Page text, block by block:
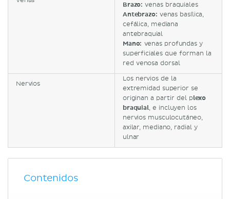
Brazo: venas braquiales
Antebrazo: venas basílica,
cefálica, mediana
antebraquial
Mano: venas profundas y
superficiales que forman la
red venosa dorsal
Nervios
Los nervios de la
extremidad superior se
originan a partir del plexo
braquial, e incluyen los
nervios musculocutáneo,
axilar, mediano, radial y
ulnar
Contenidos